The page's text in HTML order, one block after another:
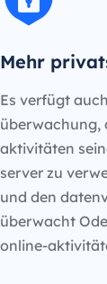
Mehr
Es verfügt
überwachung,
aktivitäten
server zu
und den
überwacht
online-